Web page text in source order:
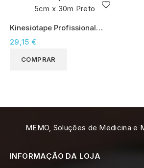
Kinesiotape Profissional
5cm x 30m Preto
29,15 €
COMPRAR
MEMO, Soluções de Medicina e
INFORMAÇÃO DA LOJA